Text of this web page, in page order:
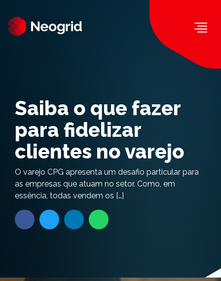
Saiba o que fazer
para fidelizar
clientes no varejo
O varejo CPG apresenta um desafio particular para
as empresas que atuam no setor. Como, em
essência, todas vendem os […]